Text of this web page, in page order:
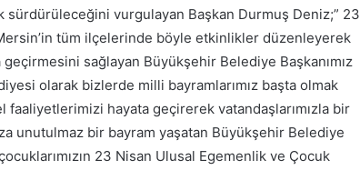
vurgulayan Başkan Durmuş Deniz;” 23
tüm ilçelerinde böyle etkinlikler düzenleyerek
geçirmesini sağlayan Büyükşehir Belediye Başkanımız
olarak bizlerde milli bayramlarımız başta olmak
hayata geçirerek vatandaşlarımızla bir
unutulmaz bir bayram yaşatan Büyükşehir Belediye
23 Nisan Ulusal Egemenlik ve Çocuk